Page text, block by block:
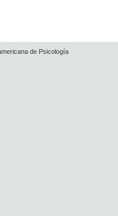
de Psicología